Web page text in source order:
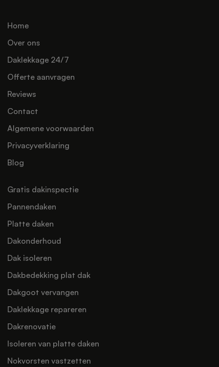
Home
Over ons
Daklekkage 24/7
Offerte aanvragen
Reviews
Contact
Algemene voorwaarden
Privacyverklaring
Blog
Gratis dakinspectie
Pannendaken
Platte daken
Dakonderhoud
Dak isoleren
Dakbedekking plat dak
Dakgoot vervangen
Daklekkage repareren
Dakrenovatie
Isoleren van platte daken
Nokvorsten vastzetten